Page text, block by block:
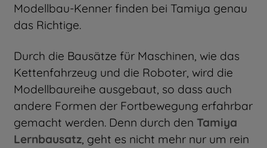
Modellbau-Kenner finden bei Tamiya genau
das Richtige.
Durch die Bausätze für Maschinen, wie das
Kettenfahrzeug und die Roboter, wird die
Modellbaureihe ausgebaut, so dass auch
andere Formen der Fortbewegung erfahrbar
gemacht werden. Denn durch den Tamiya
Lernbausatz, geht es nicht mehr nur um rein